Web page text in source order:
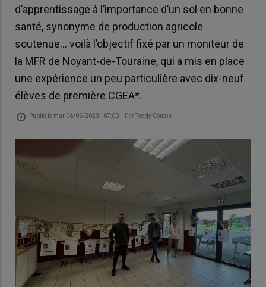
d’apprentissage à l’importance d’un sol en bonne
santé, synonyme de production agricole
soutenue... voilà l’objectif fixé par un moniteur de
la MFR de Noyant-de-Touraine, qui a mis en place
une expérience un peu particulière avec dix-neuf
élèves de première CGEA*.
Publié le mar 06/06/2023 - 07:00 - ParTeddy Couton